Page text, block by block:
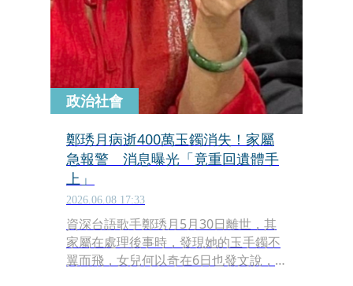
政治社會
鄭琇月病逝400萬玉鐲消失！家屬
急報警 消息曝光「竟重回遺體手
上」
2026.06.08 17:33
資深台語歌手鄭琇月5月30日離世，其
家屬在處理後事時，發現她的玉手鐲不
翼而飛，女兒何以奇在6日也發文說，